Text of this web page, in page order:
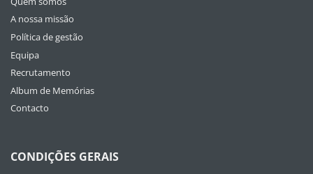
A nossa missão
Política de gestão
Equipa
Recrutamento
Album de Memórias
Contacto
CONDIÇÕES GERAIS